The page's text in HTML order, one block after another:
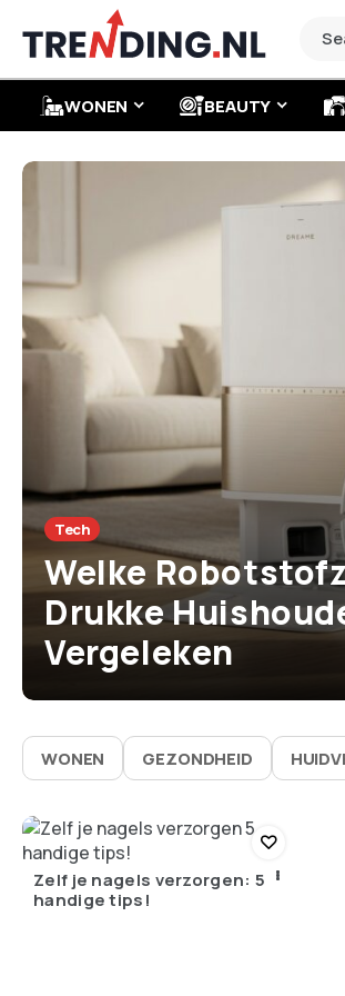
WONEN BEAUTY
Tech
Welke
Drukke
Vergeleken
WONEN GEZONDHEID
Zelf je nagels verzorgen: 5
handige tips!